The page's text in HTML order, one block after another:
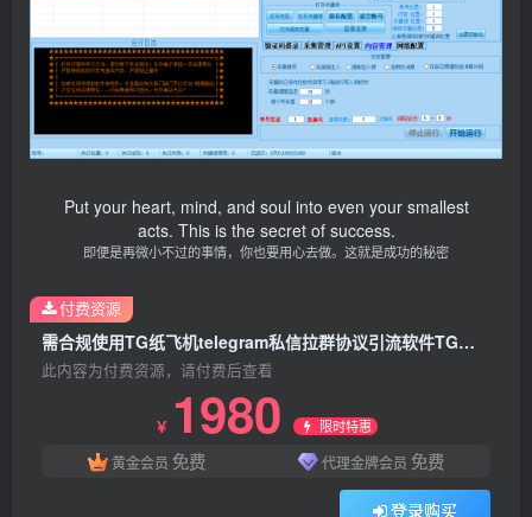
Put your heart, mind, and soul into even your smallest
acts. This is the secret of success.
即便是再微小不过的事情，你也要用心去做。这就是成功的秘密
需合规使用TG纸飞机telegram私信拉群协议引流软件TG协议营销软件,发送私信,强拉陌生人进群,和群消息发送
此内容为付费资源，请付费后查看
￥ 1980 限时特惠
黄金会员 免费 代理金牌会员 免费
登录购买
付费资源